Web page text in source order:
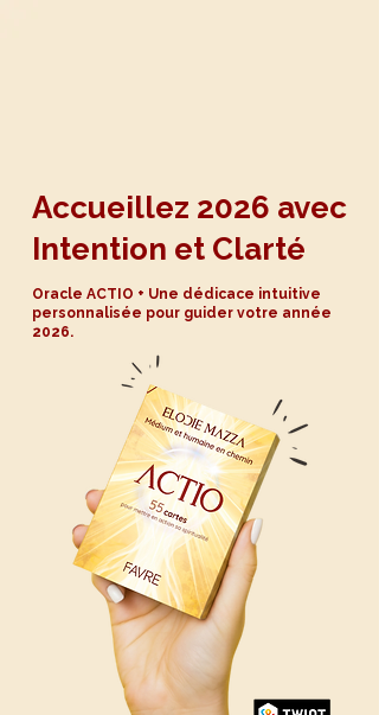
Accueillez 2026 avec
Intention et Clarté
Oracle ACTIO + Une dédicace intuitive
personnalisée pour guider votre année
2026.